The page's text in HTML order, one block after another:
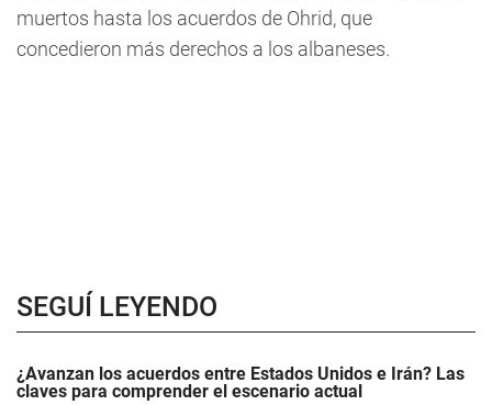
muertos hasta los acuerdos de Ohrid, que
concedieron más derechos a los albaneses.
SEGUÍ LEYENDO
¿Avanzan los acuerdos entre Estados Unidos e Irán? Las
claves para comprender el escenario actual